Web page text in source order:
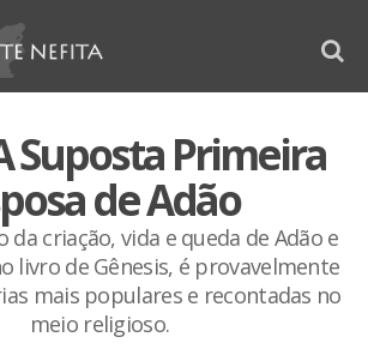
Suposta Primeira
de Adão
da criação, vida e queda de Adão e
livro de Gênesis, é provavelmente
mais populares e recontadas no
meio religioso.